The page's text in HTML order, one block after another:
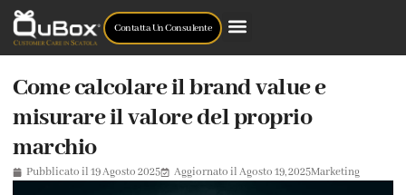
Contatta Un Consulente
Come calcolare il brand value e
misurare il valore del proprio
marchio
Pubblicato il 19 Agosto 2025 Aggiornato il Agosto 19, 2025Marketing